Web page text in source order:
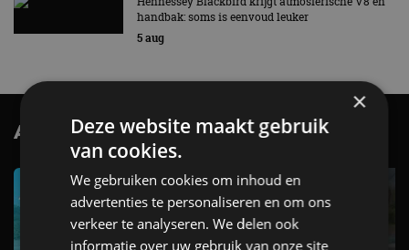
handbak: soms is eenvoud leuker
5 aug
AutoRAI.nl TV SUBSCRIBE
×
Deze website maakt gebruik
van cookies.
We gebruiken cookies om inhoud en
advertenties te personaliseren en om ons
verkeer te analyseren. We delen ook
informatie over uw gebruik van onze site